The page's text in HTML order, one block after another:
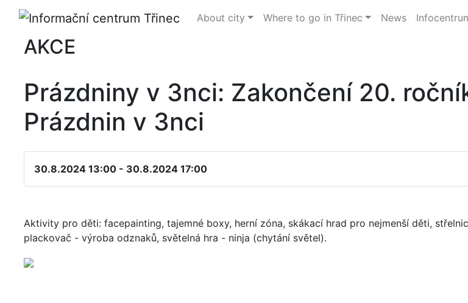
About city Where to go in Třinec News
AKCE
Prázdniny v 3nci: Zakončení 20.
Prázdnin v 3nci
30.8.2024 13:00 - 30.8.2024 17:00
Aktivity pro děti: facepainting, tajemné boxy, herní zóna, skákací hrad pro nejmenší děti,
plackovač - výroba odznaků, světelná hra - ninja (chytání světel).